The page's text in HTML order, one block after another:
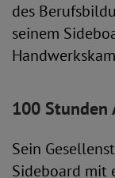
des
seinem
100
Sein
Sideboard mit